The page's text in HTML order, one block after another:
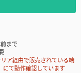
まで
ア経由で販売されている端
にて動作確認しています